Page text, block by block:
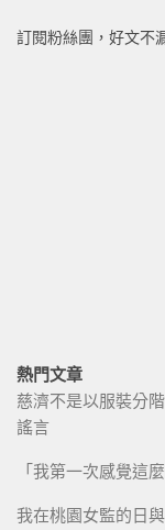
訂閱粉絲團，好文不
熱門文章
慈濟不是以服裝分
謠言
「我第一次感覺這
我在桃園女監的日